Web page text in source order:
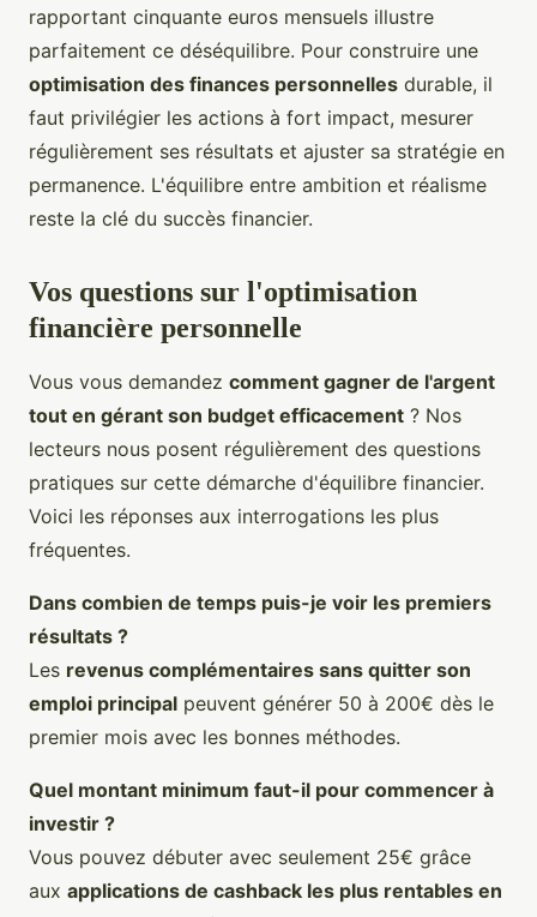
rapportant cinquante euros mensuels illustre
parfaitement ce déséquilibre. Pour construire une
optimisation des finances personnelles durable, il
faut privilégier les actions à fort impact, mesurer
régulièrement ses résultats et ajuster sa stratégie en
permanence. L'équilibre entre ambition et réalisme
reste la clé du succès financier.
Vos questions sur l'optimisation
financière personnelle
Vous vous demandez comment gagner de l'argent
tout en gérant son budget efficacement ? Nos
lecteurs nous posent régulièrement des questions
pratiques sur cette démarche d'équilibre financier.
Voici les réponses aux interrogations les plus
fréquentes.
Dans combien de temps puis-je voir les premiers
résultats ?
Les revenus complémentaires sans quitter son
emploi principal peuvent générer 50 à 200€ dès le
premier mois avec les bonnes méthodes.
Quel montant minimum faut-il pour commencer à
investir ?
Vous pouvez débuter avec seulement 25€ grâce
aux applications de cashback les plus rentables en